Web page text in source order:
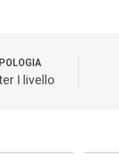
I livello